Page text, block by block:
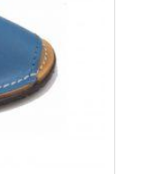
combinan
un gran
Debes
son muy
número,